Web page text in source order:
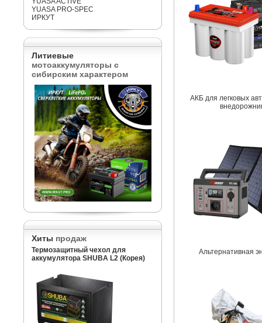
YUASA PRO-SPEC
ИРКУТ
Литиевые
мотоаккумуляторы с
сибирским характером
Хиты продаж
Термозащитный чехол для
аккумулятора SHUBA L2 (Корея)
АКБ для легковых
Альтернативная